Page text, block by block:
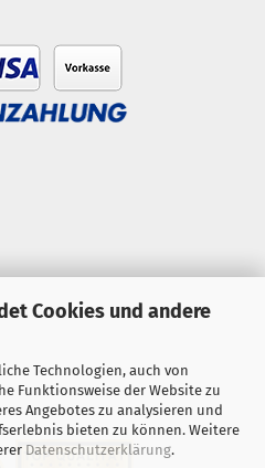
Cookies und andere
Technologien, auch von
Funktionsweise der Website zu
Angebotes zu analysieren und
bieten zu können. Weitere
Datenschutzerklärung.